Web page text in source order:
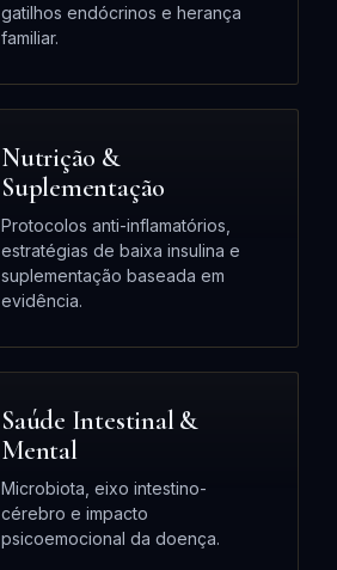
gatilhos endócrinos e herança
familiar.
Nutrição &
Suplementação
Protocolos anti-inflamatórios,
estratégias de baixa insulina e
suplementação baseada em
evidência.
Saúde Intestinal &
Mental
Microbiota, eixo intestino-
cérebro e impacto
psicoemocional da doença.